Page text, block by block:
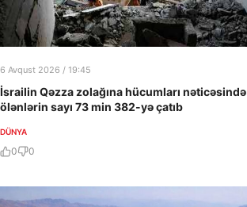
6 Avqust 2026 / 19:45
İsrailin Qəzza zolağına hücumları nəticəsində
ölənlərin sayı 73 min 382-yə çatıb
DÜNYA
0 0